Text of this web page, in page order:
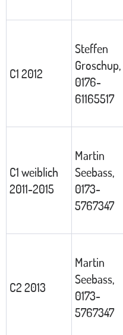
C1 2012
Steffen
Groschup,
0176-
61165517
C1 weiblich
2011-2015
Martin
Seebass,
0173-
5767347
C2 2013
Martin
Seebass,
0173-
5767347